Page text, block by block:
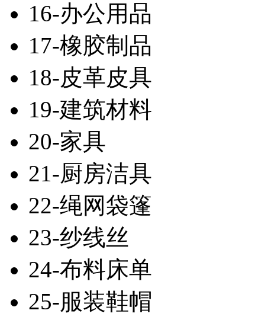
16-办公用品
17-橡胶制品
18-皮革皮具
19-建筑材料
20-家具
21-厨房洁具
22-绳网袋篷
23-纱线丝
24-布料床单
25-服装鞋帽